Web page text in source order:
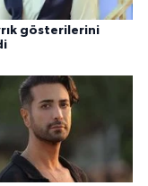
gösterilerini